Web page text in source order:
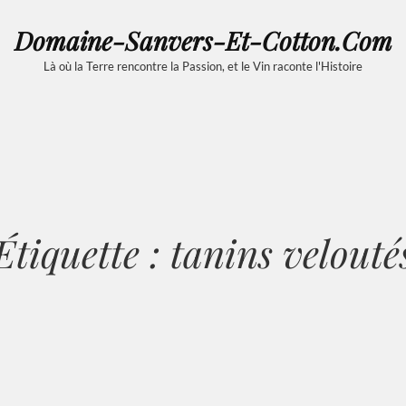
Domaine-Sanvers-Et-Cotton.com
Là où la Terre rencontre la Passion, et le Vin raconte l'Histoire
: tanins